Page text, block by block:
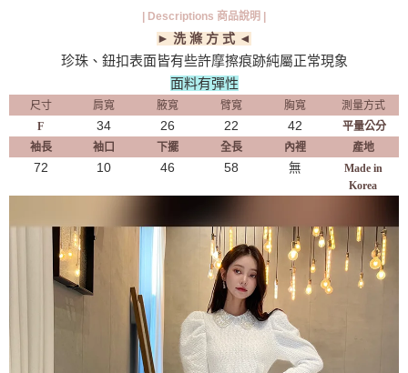
| Descriptions 商品說明 |
► 洗 滌 方 式 ◄
珍珠、鈕扣表面皆有些許摩擦痕跡純屬正常現象
面料有彈性
尺寸 肩寬 腋寬 臂寬 胸寬
測量方式
F
34 26 22 42
平量公分
袖長
袖口 下擺 全長 內裡 產地
72 10 46 58 無
Made in
Korea